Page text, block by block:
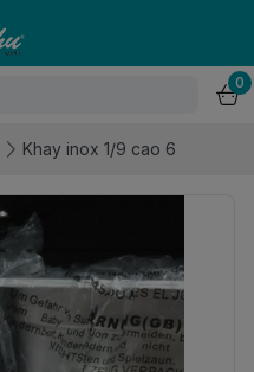
0
Khay inox 1/9 cao 6